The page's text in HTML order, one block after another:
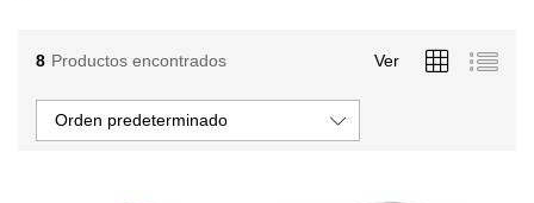
8 Productos encontrados Ver
Orden predeterminado